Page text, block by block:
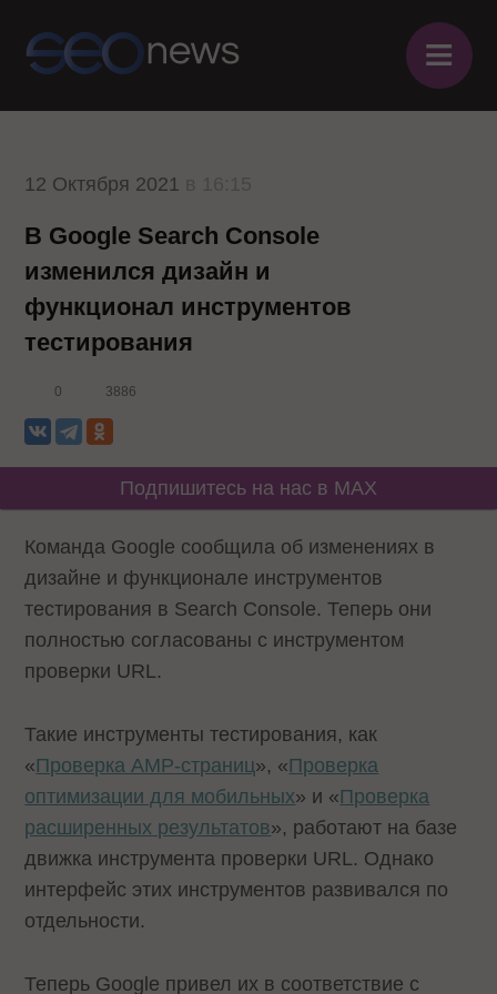
≡
12 Октября 2021
В Google Search Console
изменился дизайн и
функционал инструментов
тестирования
0 3886
Подпишитесь на нас в MAX
Команда Google сообщила об изменениях в
дизайне и функционале инструментов
тестирования в Search Console. Теперь они
полностью согласованы с инструментом
проверки URL.
Такие инструменты тестирования, как
«Проверка AMP-страниц», «Проверка
оптимизации для мобильных» и «Проверка
расширенных результатов», работают на базе
движка инструмента проверки URL. Однако
интерфейс этих инструментов развивался по
отдельности.
Теперь Google привел их в соответствие с